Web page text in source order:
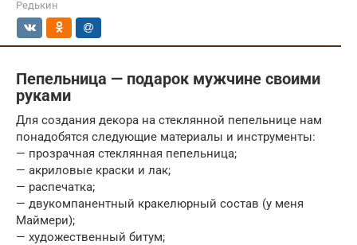
Редькин
Пепельница — подарок мужчине своими
руками
Для создания декора на стеклянной пепельнице нам
понадобятся следующие материалы и инструменты:
— прозрачная стеклянная пепельница;
— акриловые краски и лак;
— распечатка;
— двукомпанентный кракелюрный состав (у меня
Маймери);
— художественный битум;